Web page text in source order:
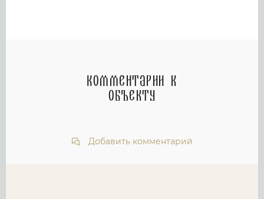
Комментарии к
объекту
Добавить комментарий